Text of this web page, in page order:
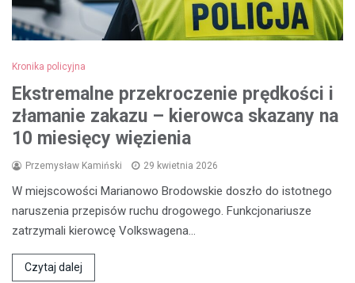
Kronika policyjna
Ekstremalne przekroczenie prędkości i
złamanie zakazu – kierowca skazany na
10 miesięcy więzienia
Przemysław Kamiński 29 kwietnia 2026
W miejscowości Marianowo Brodowskie doszło do istotnego
naruszenia przepisów ruchu drogowego. Funkcjonariusze
zatrzymali kierowcę Volkswagena…
Czytaj dalej